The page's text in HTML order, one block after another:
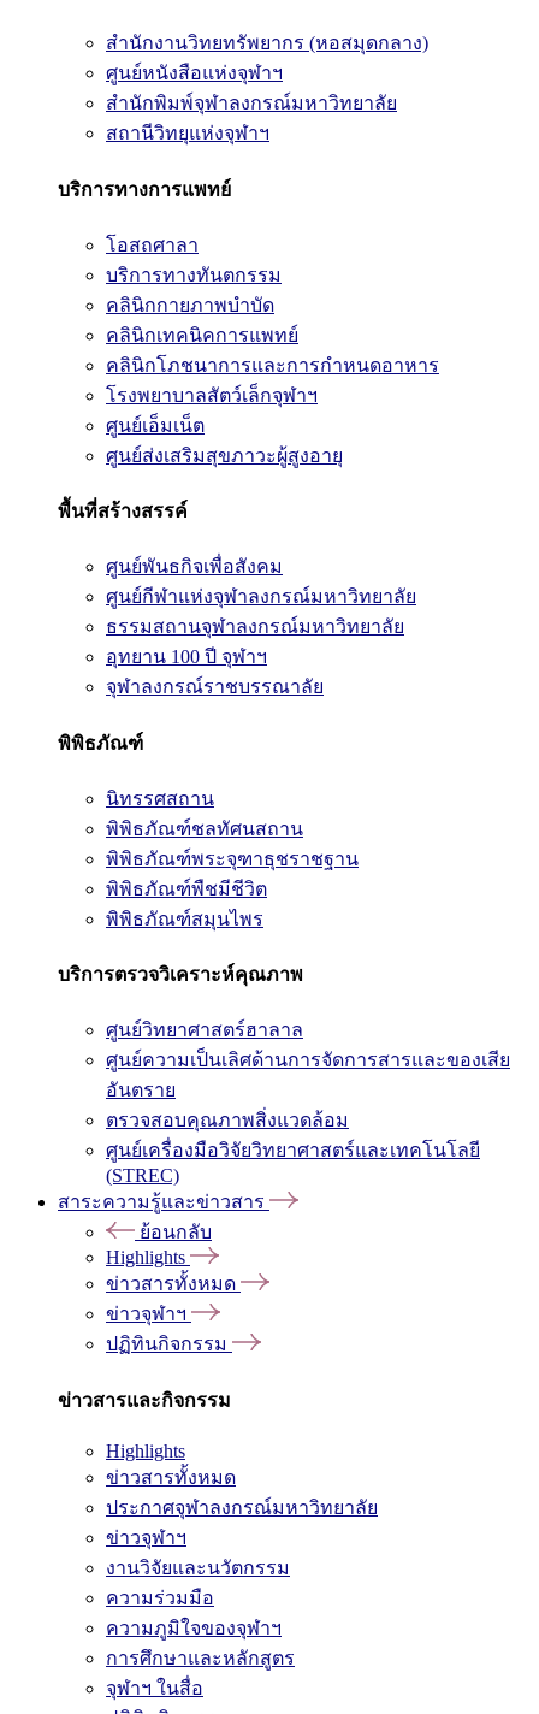
สำนักงานวิทยทรัพยากร (หอสมุดกลาง)
ศูนย์หนังสือแห่งจุฬาฯ
สำนักพิมพ์จุฬาลงกรณ์มหาวิทยาลัย
สถานีวิทยุแห่งจุฬาฯ
บริการทางการแพทย์
โอสถศาลา
บริการทางทันตกรรม
คลินิกกายภาพบำบัด
คลินิกเทคนิคการแพทย์
คลินิกโภชนาการและการกำหนดอาหาร
โรงพยาบาลสัตว์เล็กจุฬาฯ
ศูนย์เอ็มเน็ต
ศูนย์ส่งเสริมสุขภาวะผู้สูงอายุ
พื้นที่สร้างสรรค์
ศูนย์พันธกิจเพื่อสังคม
ศูนย์กีฬาแห่งจุฬาลงกรณ์มหาวิทยาลัย
ธรรมสถานจุฬาลงกรณ์มหาวิทยาลัย
อุทยาน 100 ปี จุฬาฯ
จุฬาลงกรณ์ราชบรรณาลัย
พิพิธภัณฑ์
นิทรรศสถาน
พิพิธภัณฑ์ชลทัศนสถาน
พิพิธภัณฑ์พระจุฑาธุชราชฐาน
พิพิธภัณฑ์พืชมีชีวิต
พิพิธภัณฑ์สมุนไพร
บริการตรวจวิเคราะห์คุณภาพ
ศูนย์วิทยาศาสตร์ฮาลาล
ศูนย์ความเป็นเลิศด้านการจัดการสารและของเสีย
อันตราย
ตรวจสอบคุณภาพสิ่งแวดล้อม
ศูนย์เครื่องมือวิจัยวิทยาศาสตร์และเทคโนโลยี
(STREC)
สาระความรู้และข่าวสาร
ย้อนกลับ
Highlights
ข่าวสารทั้งหมด
ข่าวจุฬาฯ
ปฏิทินกิจกรรม
ข่าวสารและกิจกรรม
Highlights
ข่าวสารทั้งหมด
ประกาศจุฬาลงกรณ์มหาวิทยาลัย
ข่าวจุฬาฯ
งานวิจัยและนวัตกรรม
ความร่วมมือ
ความภูมิใจของจุฬาฯ
การศึกษาและหลักสูตร
จุฬาฯ ในสื่อ